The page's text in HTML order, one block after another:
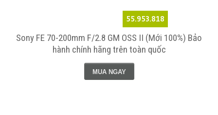
55.953.818
Sony FE 70-200mm F/2.8 GM OSS II (Mới 100%) Bảo
hành chính hãng trên toàn quốc
MUA NGAY